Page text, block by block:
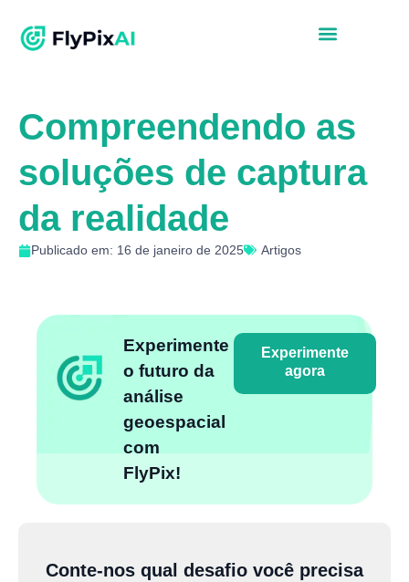
Compreendendo as
soluções de captura
da realidade
Publicado em: 16 de janeiro de 2025 Artigos
Experimente
o futuro da
análise
geoespacial
com
FlyPix!
Experimente
agora
Conte-nos qual desafio você precisa